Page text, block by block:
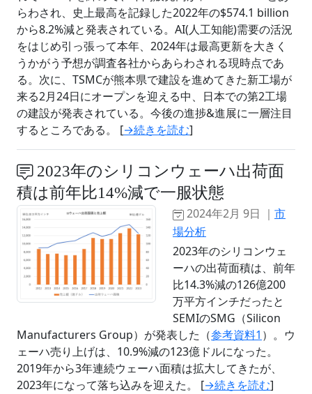
らわされ、史上最高を記録した2022年の$574.1 billion
から8.2%減と発表されている。AI(人工知能)需要の活況
をはじめ引っ張って本年、2024年は最高更新を大きく
うかがう予想が調査各社からあらわされる現時点であ
る。次に、TSMCが熊本県で建設を進めてきた新工場が
来る2月24日にオープンを迎える中、日本での第2工場
の建設が発表されている。今後の進捗&進展に一層注目
するところである。 [→続きを読む]
2023年のシリコンウェーハ出荷面
積は前年比14%減で一服状態
2024年2月 9日 ｜ 市
場分析
2023年のシリコンウェ
ーハの出荷面積は、前年
比14.3%減の126億200
万平方インチだったと
SEMIのSMG（Silicon
Manufacturers Group）が発表した（参考資料1 ）。ウ
ェーハ売り上げは、10.9%減の123億ドルになった。
2019年から3年連続ウェーハ面積は拡大してきたが、
2023年になって落ち込みを迎えた。 [→続きを読む]